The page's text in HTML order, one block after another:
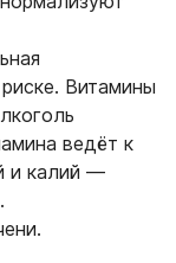
Витамины
ведёт к
и калий —